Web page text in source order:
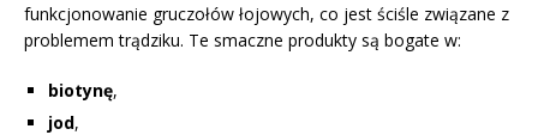
funkcjonowanie gruczołów łojowych, co jest ściśle związane z
problemem trądziku. Te smaczne produkty są bogate w:
biotynę,
jod,